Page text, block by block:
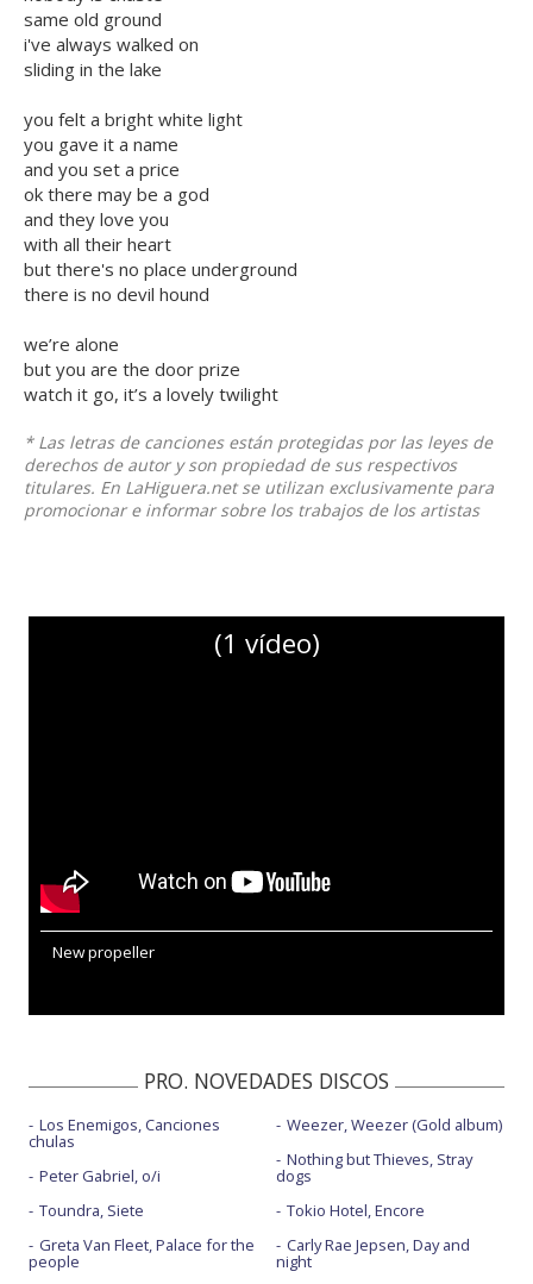
same old ground
i've always walked on
sliding in the lake
you felt a bright white light
you gave it a name
and you set a price
ok there may be a god
and they love you
with all their heart
but there's no place underground
there is no devil hound
we’re alone
but you are the door prize
watch it go, it’s a lovely twilight
* Las letras de canciones están protegidas por las leyes de
derechos de autor y son propiedad de sus respectivos
titulares. En LaHiguera.net se utilizan exclusivamente para
promocionar e informar sobre los trabajos de los artistas
(1 vídeo)
New propeller
PRO. NOVEDADES DISCOS
Los Enemigos, Canciones
chulas
Peter Gabriel, o/i
Toundra, Siete
Greta Van Fleet, Palace for the
people
Weezer, Weezer (Gold album)
Nothing but Thieves, Stray
dogs
Tokio Hotel, Encore
Carly Rae Jepsen, Day and
night